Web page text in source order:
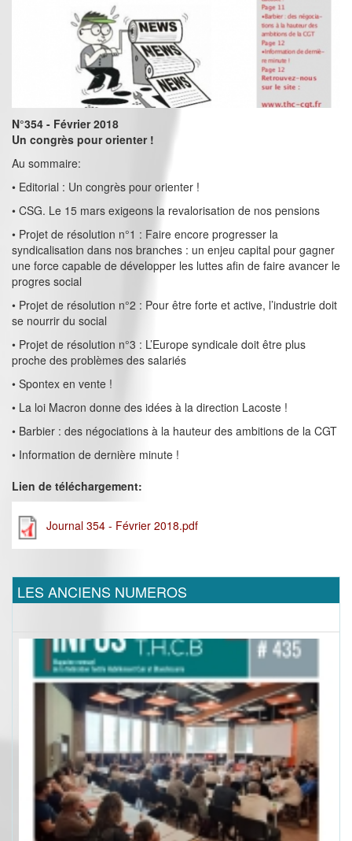
N°354 - Février 2018
Un congrès pour orienter !
Au sommaire:
• Editorial : Un congrès pour orienter !
• CSG. Le 15 mars exigeons la revalorisation de nos pensions
• Projet de résolution n°1 : Faire encore progresser la
syndicalisation dans nos branches : un enjeu capital pour gagner
une force capable de développer les luttes afin de faire avancer le
progres social
• Projet de résolution n°2 : Pour être forte et active, l’industrie doit
se nourrir du social
• Projet de résolution n°3 : L’Europe syndicale doit être plus
proche des problèmes des salariés
• Spontex en vente !
• La loi Macron donne des idées à la direction Lacoste !
• Barbier : des négociations à la hauteur des ambitions de la CGT
• Information de dernière minute !
Lien de téléchargement:
Journal 354 - Février 2018.pdf
LES ANCIENS NUMEROS